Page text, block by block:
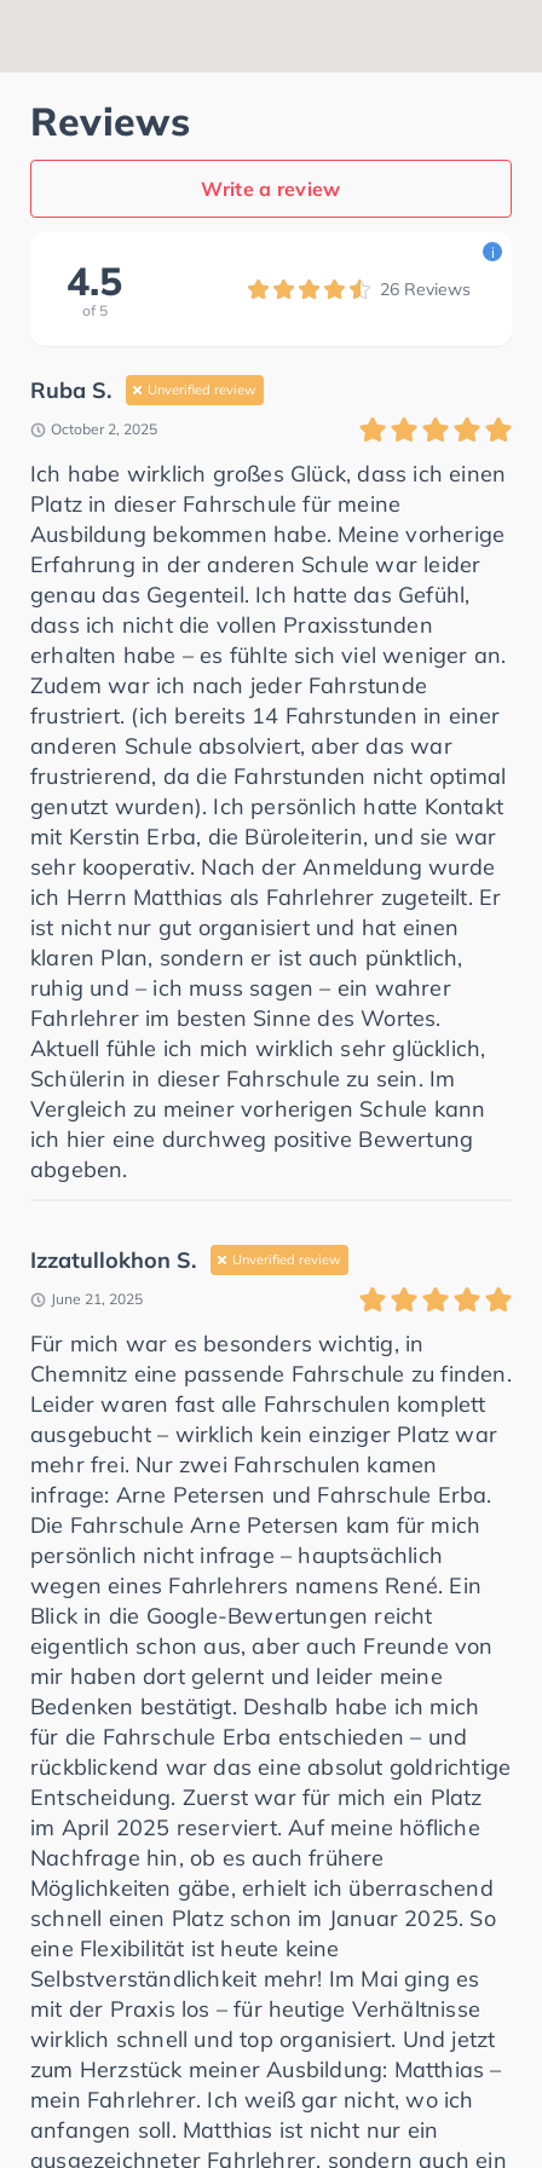
Reviews
Write a review
4.5
of 5
26 Reviews
i
Ruba S. Unverified review
October 2, 2025
Ich habe wirklich großes Glück, dass ich einen
Platz in dieser Fahrschule für meine
Ausbildung bekommen habe. Meine vorherige
Erfahrung in der anderen Schule war leider
genau das Gegenteil. Ich hatte das Gefühl,
dass ich nicht die vollen Praxisstunden
erhalten habe – es fühlte sich viel weniger an.
Zudem war ich nach jeder Fahrstunde
frustriert. (ich bereits 14 Fahrstunden in einer
anderen Schule absolviert, aber das war
frustrierend, da die Fahrstunden nicht optimal
genutzt wurden). Ich persönlich hatte Kontakt
mit Kerstin Erba, die Büroleiterin, und sie war
sehr kooperativ. Nach der Anmeldung wurde
ich Herrn Matthias als Fahrlehrer zugeteilt. Er
ist nicht nur gut organisiert und hat einen
klaren Plan, sondern er ist auch pünktlich,
ruhig und – ich muss sagen – ein wahrer
Fahrlehrer im besten Sinne des Wortes.
Aktuell fühle ich mich wirklich sehr glücklich,
Schülerin in dieser Fahrschule zu sein. Im
Vergleich zu meiner vorherigen Schule kann
ich hier eine durchweg positive Bewertung
abgeben.
Izzatullokhon S. Unverified review
June 21, 2025
Für mich war es besonders wichtig, in
Chemnitz eine passende Fahrschule zu finden.
Leider waren fast alle Fahrschulen komplett
ausgebucht – wirklich kein einziger Platz war
mehr frei. Nur zwei Fahrschulen kamen
infrage: Arne Petersen und Fahrschule Erba.
Die Fahrschule Arne Petersen kam für mich
persönlich nicht infrage – hauptsächlich
wegen eines Fahrlehrers namens René. Ein
Blick in die Google-Bewertungen reicht
eigentlich schon aus, aber auch Freunde von
mir haben dort gelernt und leider meine
Bedenken bestätigt. Deshalb habe ich mich
für die Fahrschule Erba entschieden – und
rückblickend war das eine absolut goldrichtige
Entscheidung. Zuerst war für mich ein Platz
im April 2025 reserviert. Auf meine höfliche
Nachfrage hin, ob es auch frühere
Möglichkeiten gäbe, erhielt ich überraschend
schnell einen Platz schon im Januar 2025. So
eine Flexibilität ist heute keine
Selbstverständlichkeit mehr! Im Mai ging es
mit der Praxis los – für heutige Verhältnisse
wirklich schnell und top organisiert. Und jetzt
zum Herzstück meiner Ausbildung: Matthias –
mein Fahrlehrer. Ich weiß gar nicht, wo ich
anfangen soll. Matthias ist nicht nur ein
ausgezeichneter Fahrlehrer, sondern auch ein